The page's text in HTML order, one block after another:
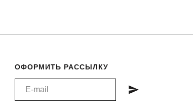
ОФОРМИТЬ РАССЫЛКУ